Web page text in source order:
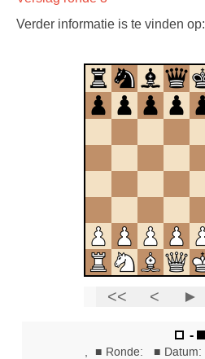
Verder informatie is te vinden op: